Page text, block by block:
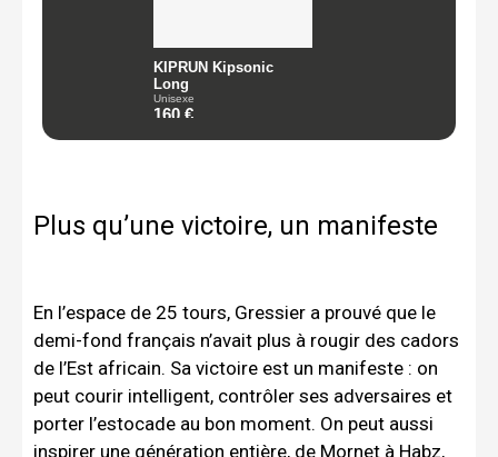
Plus qu’une victoire, un manifeste
En l’espace de 25 tours, Gressier a prouvé que le
demi-fond français n’avait plus à rougir des cadors
de l’Est africain. Sa victoire est un manifeste : on
peut courir intelligent, contrôler ses adversaires et
porter l’estocade au bon moment. On peut aussi
inspirer une génération entière, de Mornet à Habz,